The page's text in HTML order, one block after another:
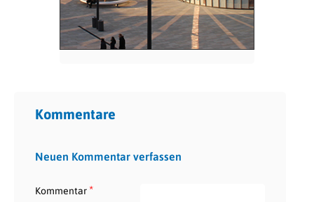
Kommentare
Neuen Kommentar verfassen
Kommentar*